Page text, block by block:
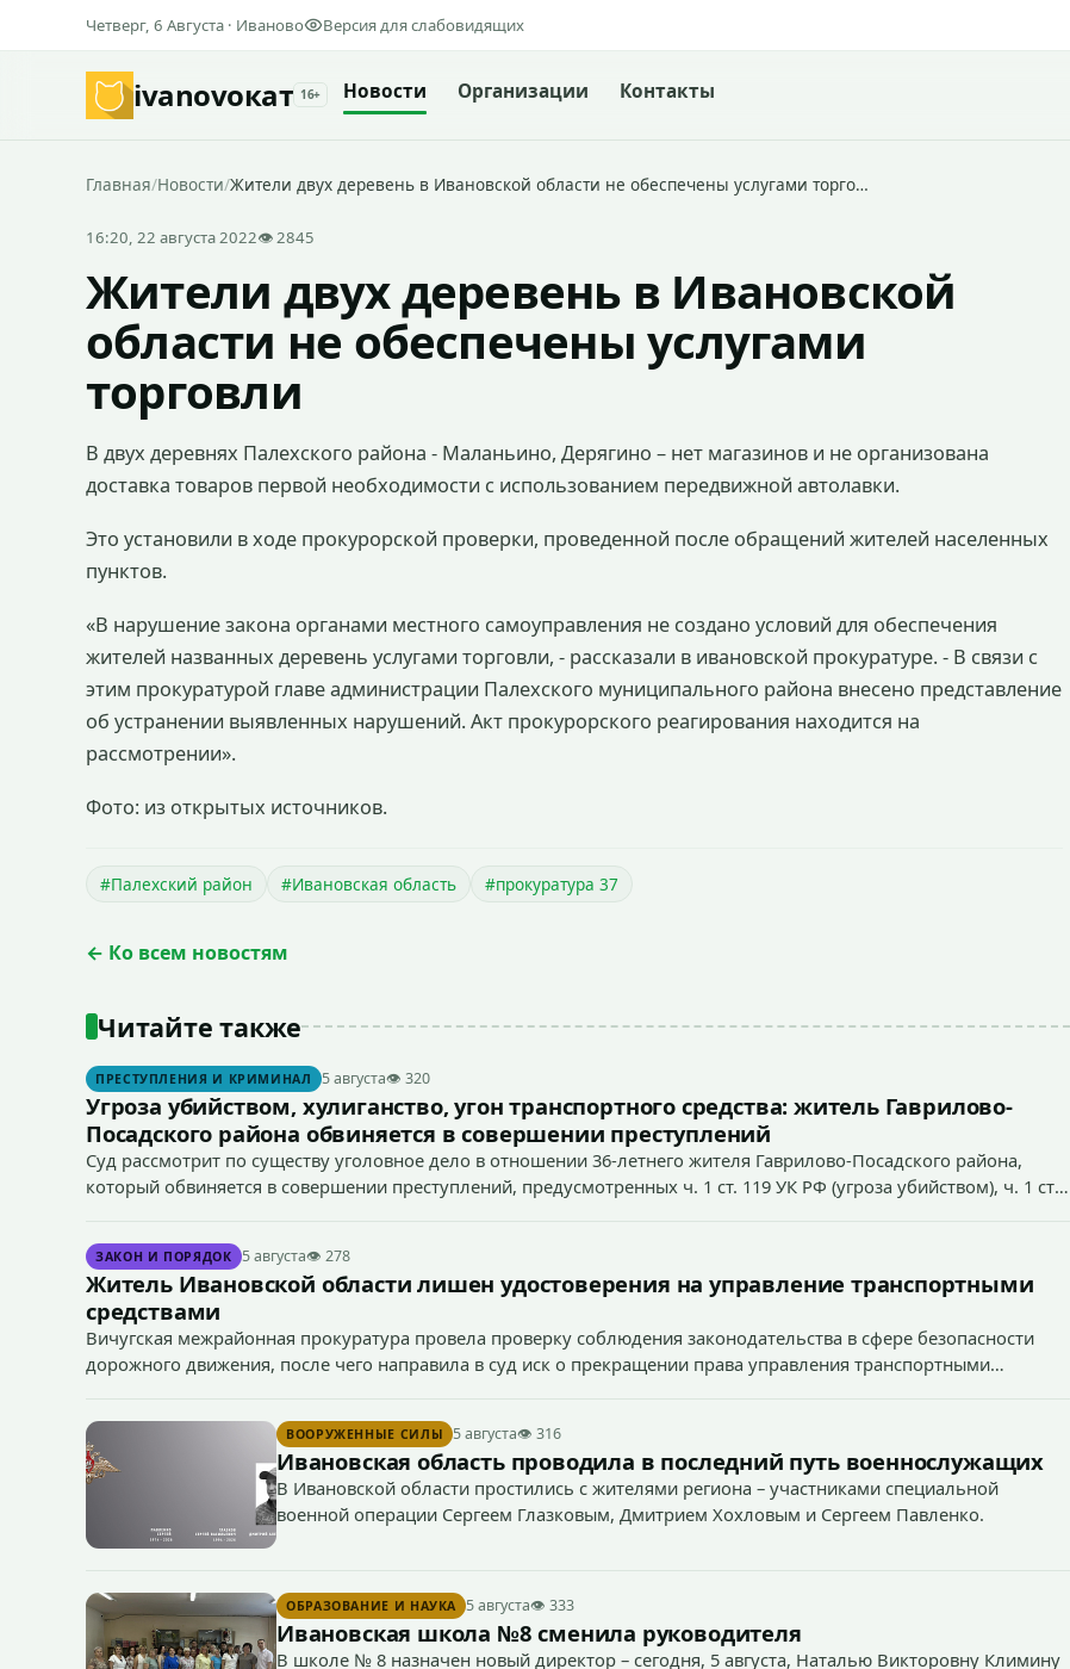
Четверг, 6 Августа · Иваново Версия для слабовидящих
ivanovoкат 16+ Новости Организации Контакты
Главная/Новости/Жители двух деревень в Ивановской области не обеспечены услугами торго…
16:20, 22 августа 2022👁 2845
Жители двух деревень в Ивановской
области не обеспечены услугами
торговли
В двух деревнях Палехского района - Маланьино, Дерягино – нет магазинов и не организована
доставка товаров первой необходимости с использованием передвижной автолавки.
Это установили в ходе прокурорской проверки, проведенной после обращений жителей населенных
пунктов.
«В нарушение закона органами местного самоуправления не создано условий для обеспечения
жителей названных деревень услугами торговли, - рассказали в ивановской прокуратуре. - В связи с
этим прокуратурой главе администрации Палехского муниципального района внесено представление
об устранении выявленных нарушений. Акт прокурорского реагирования находится на
рассмотрении».
Фото: из открытых источников.
#Палехский район #Ивановская область #прокуратура 37
← Ко всем новостям
Читайте также
ПРЕСТУПЛЕНИЯ И КРИМИНАЛ 5 августа👁 320
Угроза убийством, хулиганство, угон транспортного средства: житель Гаврилово-
Посадского района обвиняется в совершении преступлений
Суд рассмотрит по существу уголовное дело в отношении 36-летнего жителя Гаврилово-Посадского района,
который обвиняется в совершении преступлений, предусмотренных ч. 1 ст. 119 УК РФ (угроза убийством), ч. 1 ст.
ЗАКОН И ПОРЯДОК 5 августа👁 278
Житель Ивановской области лишен удостоверения на управление транспортными
средствами
Вичугская межрайонная прокуратура провела проверку соблюдения законодательства в сфере безопасности
дорожного движения, после чего направила в суд иск о прекращении права управления транспортными
ВООРУЖЕННЫЕ СИЛЫ 5 августа👁 316
Ивановская область проводила в последний путь военнослужащих
В Ивановской области простились с жителями региона – участниками специальной
военной операции Сергеем Глазковым, Дмитрием Хохловым и Сергеем Павленко.
ОБРАЗОВАНИЕ И НАУКА 5 августа👁 333
Ивановская школа №8 сменила руководителя
В школе № 8 назначен новый директор – сегодня, 5 августа, Наталью Викторовну Климину